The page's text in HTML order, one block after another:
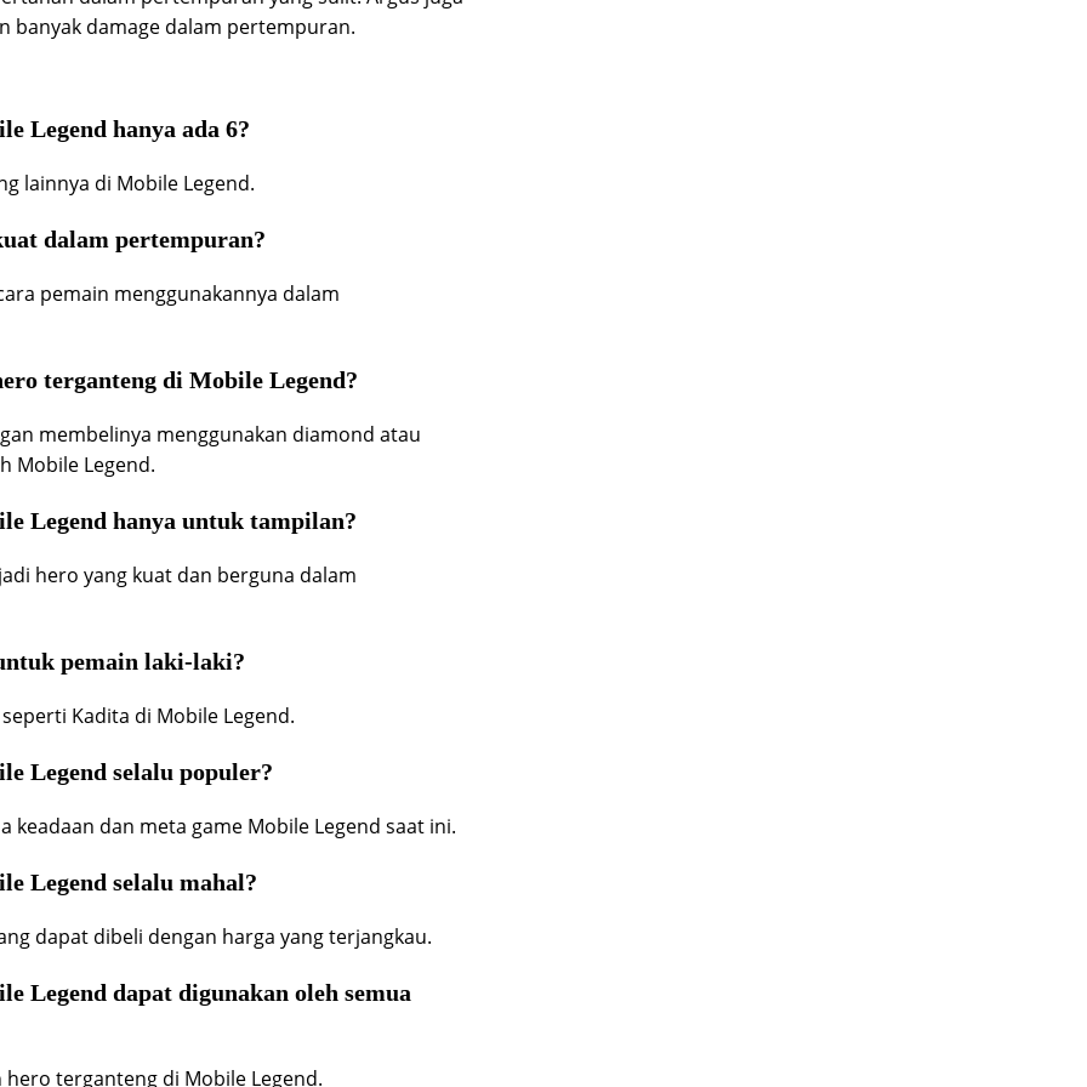
banyak damage dalam pertempuran.
Legend hanya ada 6?
lainnya di Mobile Legend.
dalam pertempuran?
pemain menggunakannya dalam
terganteng di Mobile Legend?
membelinya menggunakan diamond atau
Mobile Legend.
Legend hanya untuk tampilan?
hero yang kuat dan berguna dalam
pemain laki-laki?
Kadita di Mobile Legend.
Legend selalu populer?
dan meta game Mobile Legend saat ini.
Legend selalu mahal?
dapat dibeli dengan harga yang terjangkau.
Legend dapat digunakan oleh semua
terganteng di Mobile Legend.